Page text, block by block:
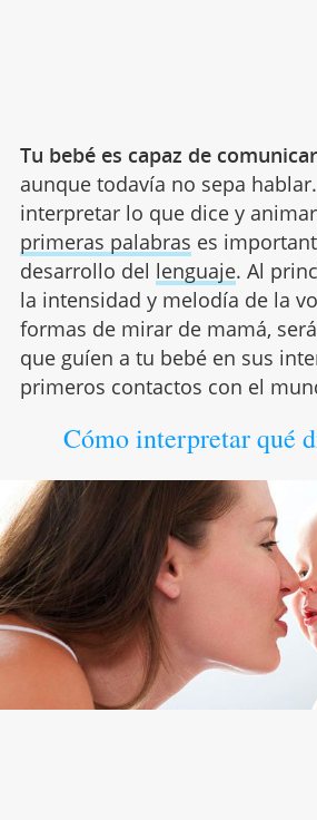
Tu bebé es capaz de
aunque todavía no sepa
interpretar lo que dice y
primeras palabras es
desarrollo del lenguaje. Al
la intensidad y melodía de la
formas de mirar de mamá,
que guíen a tu bebé en sus
primeros contactos con el
Cómo interpretar qué